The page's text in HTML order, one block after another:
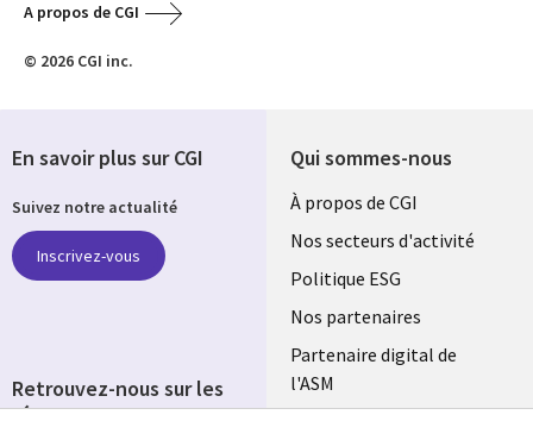
A propos de CGI
© 2026 CGI inc.
Qui sommes-nous
Useful
links
FRANCE
À propos de CGI
Nos secteurs d'activité
Politique ESG
Nos partenaires
Partenaire digital de
l'ASM
En savoir plus sur CGI
Suivez notre actualité
Inscrivez-vous
Retrouvez-nous sur les
réseaux